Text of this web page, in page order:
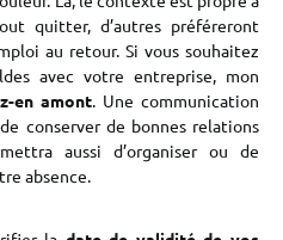
quitter, d’autres préféreront
au retour. Si vous souhaitez
avec votre entreprise, mon
en amont. Une communication
conserver de bonnes relations
aussi d’organiser ou de
absence.